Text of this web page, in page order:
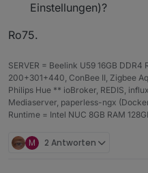
Einstellungen)?
Ro75.
SERVER = Beelink U59 16GB
200+301+440, ConBee II, Zigbee
Philips Hue ** ioBroker, REDIS,
Mediaserver, paperless-ngx
Runtime = Intel NUC 8GB RAM
M 2 Antworten